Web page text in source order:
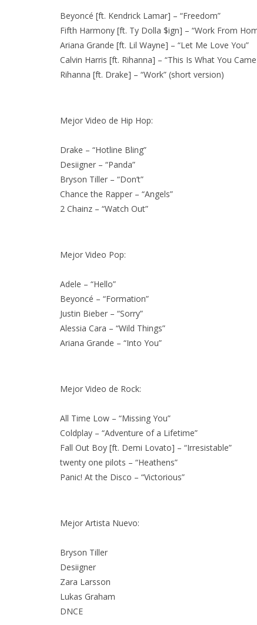
Beyoncé [ft. Kendrick Lamar] – “Freedom”
Fifth Harmony [ft. Ty Dolla $ign] – “Work From
Ariana Grande [ft. Lil Wayne] – “Let Me Love You”
Calvin Harris [ft. Rihanna] – “This Is What You
Rihanna [ft. Drake] – “Work” (short version)
Mejor Video de Hip Hop:
Drake – “Hotline Bling”
Desiigner – “Panda”
Bryson Tiller – “Don’t”
Chance the Rapper – “Angels”
2 Chainz – “Watch Out”
Mejor Video Pop:
Adele – “Hello”
Beyoncé – “Formation”
Justin Bieber – “Sorry”
Alessia Cara – “Wild Things”
Ariana Grande – “Into You”
Mejor Video de Rock:
All Time Low – “Missing You”
Coldplay – “Adventure of a Lifetime”
Fall Out Boy [ft. Demi Lovato] – “Irresistable”
twenty one pilots – “Heathens”
Panic! At the Disco – “Victorious”
Mejor Artista Nuevo:
Bryson Tiller
Desiigner
Zara Larsson
Lukas Graham
DNCE